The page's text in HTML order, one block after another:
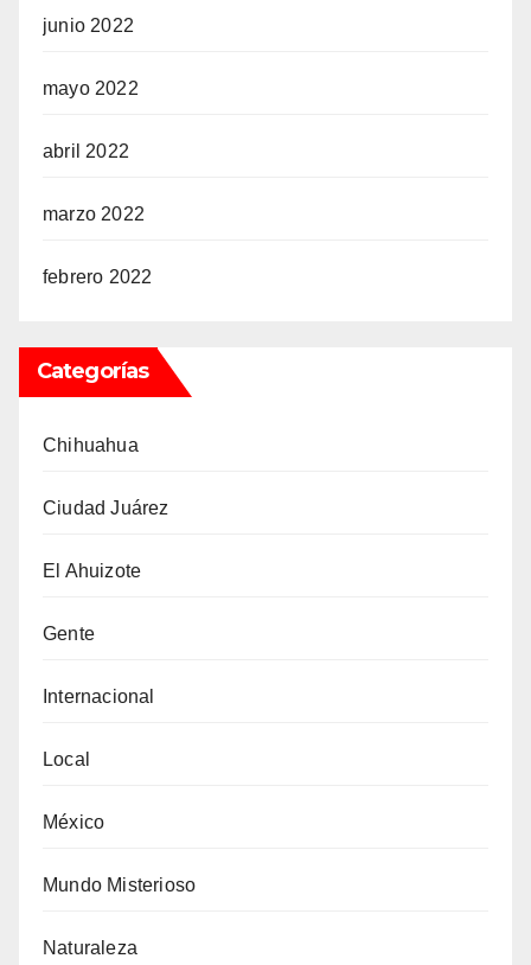
junio 2022
mayo 2022
abril 2022
marzo 2022
febrero 2022
Categorías
Chihuahua
Ciudad Juárez
El Ahuizote
Gente
Internacional
Local
México
Mundo Misterioso
Naturaleza